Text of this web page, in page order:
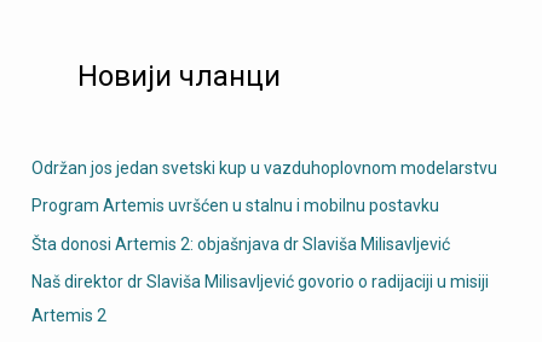
Новији чланци
Održan jos jedan svetski kup u vazduhoplovnom modelarstvu
Program Artemis uvršćen u stalnu i mobilnu postavku
Šta donosi Artemis 2: objašnjava dr Slaviša Milisavljević
Naš direktor dr Slaviša Milisavljević govorio o radijaciji u misiji
Artemis 2